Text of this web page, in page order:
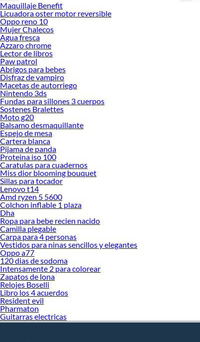
Maquillaje Benefit
Licuadora oster motor reversible
Oppo reno 10
Mujer Chalecos
Agua fresca
Azzaro chrome
Lector de libros
Paw patrol
Abrigos para bebes
Disfraz de vampiro
Macetas de autorriego
Nintendo 3ds
Fundas para sillones 3 cuerpos
Sostenes Bralettes
Moto g20
Balsamo desmaquillante
Espejo de mesa
Cartera blanca
Pijama de panda
Proteina iso 100
Caratulas para cuadernos
Miss dior blooming bouquet
Sillas para tocador
Lenovo t14
Amd ryzen 5 5600
Colchon inflable 1 plaza
Dha
Ropa para bebe recien nacido
Camilla plegable
Carpa para 4 personas
Vestidos para ninas sencillos y elegantes
Oppo a77
120 dias de sodoma
Intensamente 2 para colorear
Zapatos de lona
Relojes Boselli
Libro los 4 acuerdos
Resident evil
Pharmaton
Guitarras electricas